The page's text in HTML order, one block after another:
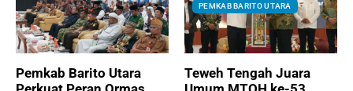
Pemkab Barito Utara
PEMKAB BARITO UTARA
Teweh Tengah Juara